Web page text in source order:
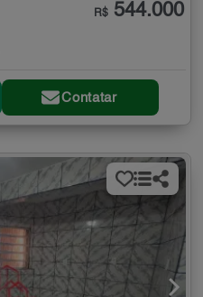
R$ 544.000
Contatar